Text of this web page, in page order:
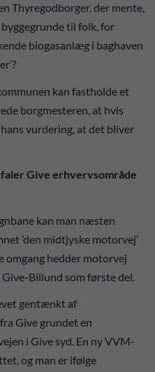
Thyregodborger, der mente,
til folk, for
biogasanlæg i baghaven
kan fastholde et
borgmesteren, at hvis
vurdering, at det bliver
Give erhvervsområde
kan man næsten
’den midtjyske motorvej’
omgang hedder motorvej
Billund som første del.
gentænkt af
Give grundet en
i Give syd. En ny VVM-
og man er ifølge